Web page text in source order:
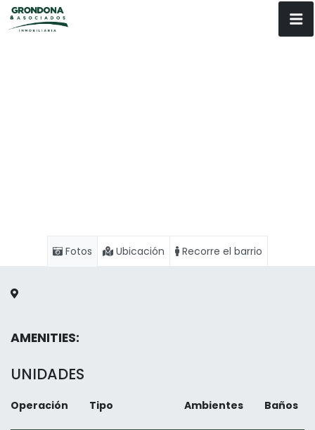
Fotos Ubicación Recorre el barrio
AMENITIES:
UNIDADES
Operación Tipo Ambientes Baños